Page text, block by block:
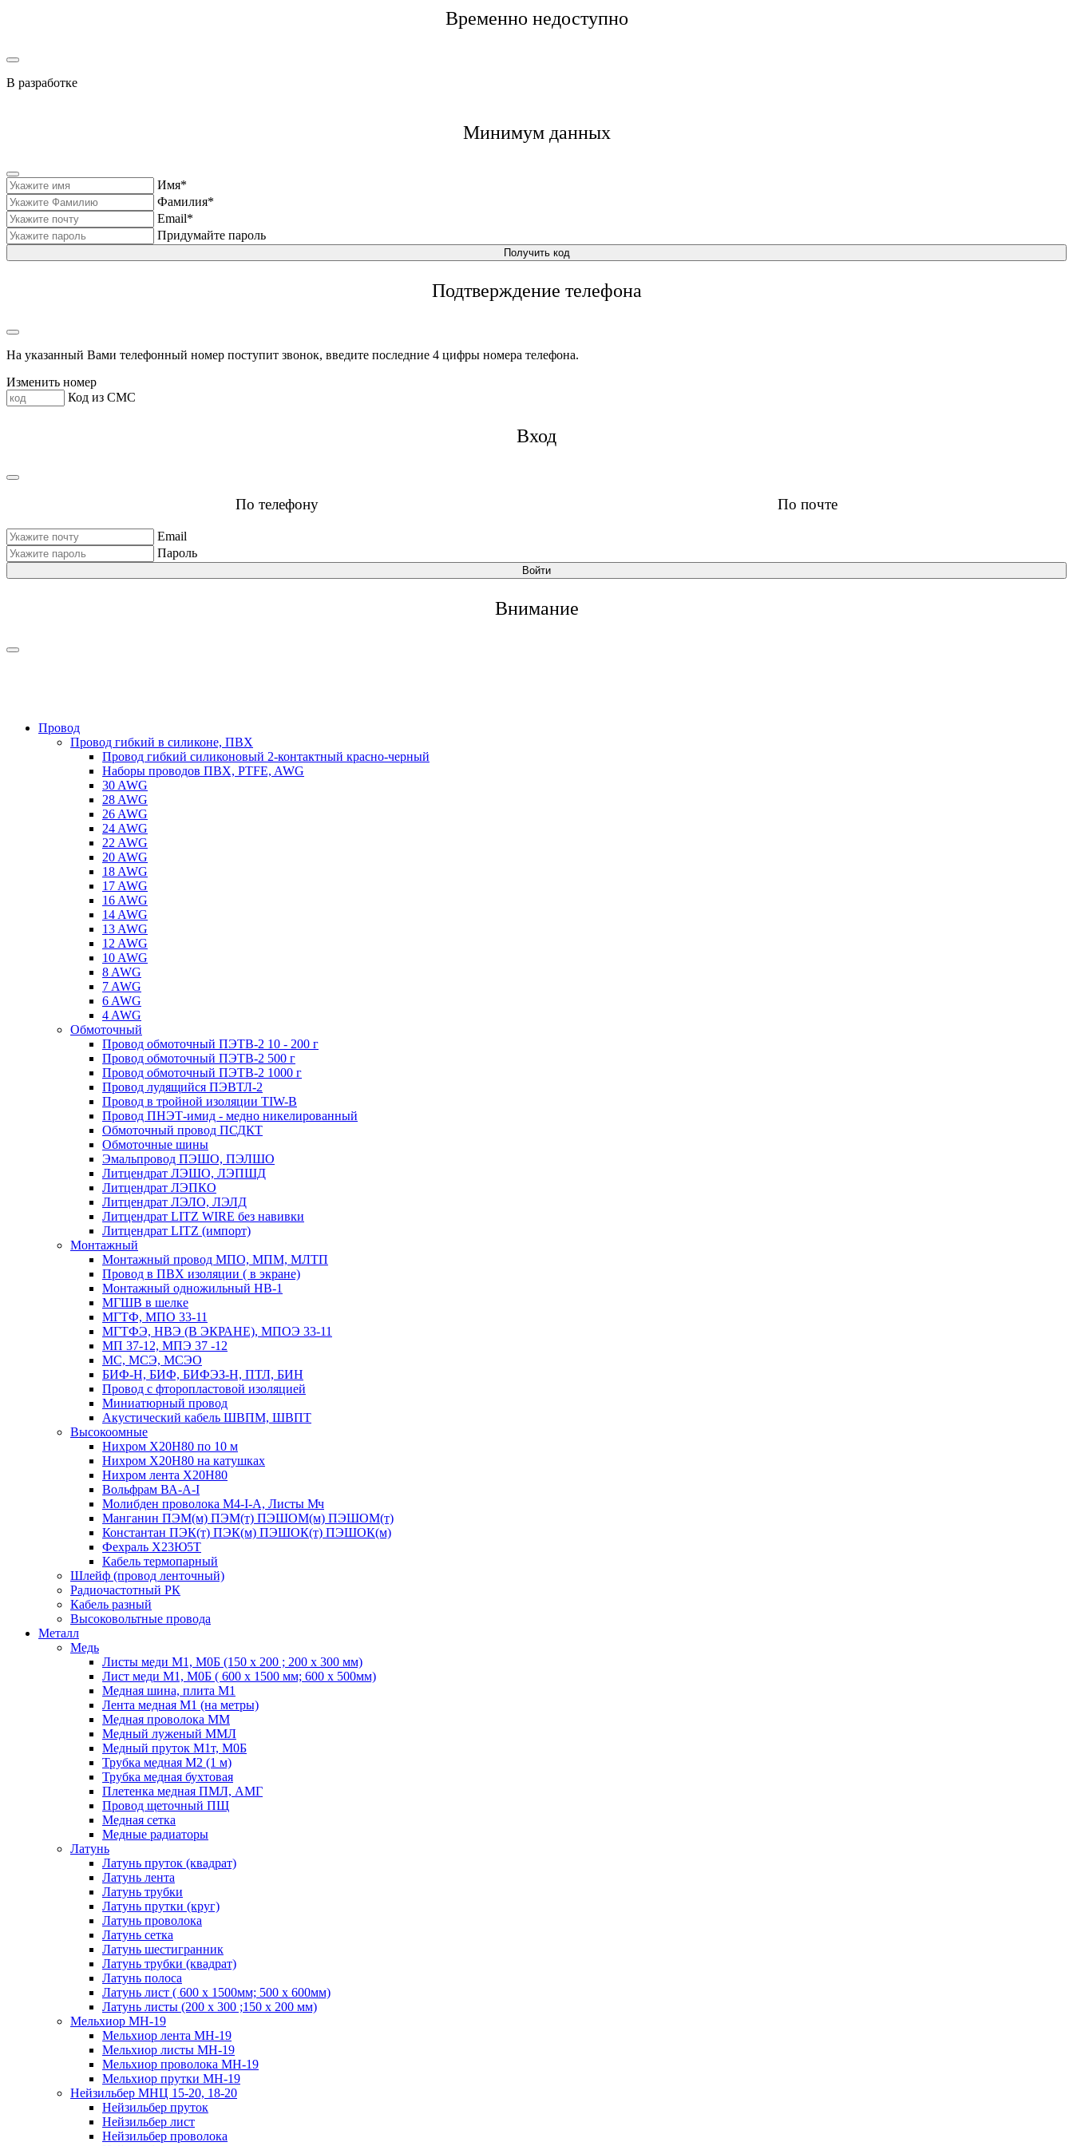
Временно недоступно
В разработке
Минимум данных
Имя*
Фамилия*
Email*
Придумайте пароль
Получить код
Подтверждение телефона
На указанный Вами телефонный номер поступит звонок, введите последние 4 цифры номера телефона.
Изменить номер
Код из СМС
Вход
По телефону По почте
Email
Пароль
Войти
Внимание
Провод
Провод гибкий в силиконе, ПВХ
Провод гибкий силиконовый 2-контактный красно-черный
Наборы проводов ПВХ, PTFE, AWG
30 AWG
28 AWG
26 AWG
24 AWG
22 AWG
20 AWG
18 AWG
17 AWG
16 AWG
14 AWG
13 AWG
12 AWG
10 AWG
8 AWG
7 AWG
6 AWG
4 AWG
Обмоточный
Провод обмоточный ПЭТВ-2 10 - 200 г
Провод обмоточный ПЭТВ-2 500 г
Провод обмоточный ПЭТВ-2 1000 г
Провод лудящийся ПЭВТЛ-2
Провод в тройной изоляции TIW-B
Провод ПНЭТ-имид - медно никелированный
Обмоточный провод ПСДКТ
Обмоточные шины
Эмальпровод ПЭШО, ПЭЛШО
Литцендрат ЛЭШО, ЛЭПШД
Литцендрат ЛЭПКО
Литцендрат ЛЭЛО, ЛЭЛД
Литцендрат LITZ WIRE без навивки
Литцендрат LITZ (импорт)
Монтажный
Монтажный провод МПО, МПМ, МЛТП
Провод в ПВХ изоляции ( в экране)
Монтажный одножильный HB-1
МГШВ в шелке
МГТФ, МПО 33-11
МГТФЭ, НВЭ (В ЭКРАНЕ), МПОЭ 33-11
МП 37-12, МПЭ 37 -12
МС, МСЭ, МСЭО
БИФ-Н, БИФ, БИФЭЗ-Н, ПТЛ, БИН
Провод с фторопластовой изоляцией
Миниатюрный провод
Акустический кабель ШВПМ, ШВПТ
Высокоомные
Нихром Х20Н80 по 10 м
Нихром Х20Н80 на катушках
Нихром лента Х20Н80
Вольфрам ВА-А-I
Молибден проволока М4-I-А, Листы Мч
Манганин ПЭМ(м) ПЭМ(т) ПЭШОМ(м) ПЭШОМ(т)
Константан ПЭК(т) ПЭК(м) ПЭШОК(т) ПЭШОК(м)
Фехраль Х23Ю5Т
Кабель термопарный
Шлейф (провод ленточный)
Радиочастотный РК
Кабель разный
Высоковольтные провода
Металл
Медь
Листы меди М1, М0Б (150 х 200 ; 200 х 300 мм)
Лист меди М1, М0Б ( 600 х 1500 мм; 600 х 500мм)
Медная шина, плита М1
Лента медная М1 (на метры)
Медная проволока ММ
Медный луженый ММЛ
Медный пруток М1т, М0Б
Трубка медная М2 (1 м)
Трубка медная бухтовая
Плетенка медная ПМЛ, АМГ
Провод щеточный ПЩ
Медная сетка
Медные радиаторы
Латунь
Латунь пруток (квадрат)
Латунь лента
Латунь трубки
Латунь прутки (круг)
Латунь проволока
Латунь сетка
Латунь шестигранник
Латунь трубки (квадрат)
Латунь полоса
Латунь лист ( 600 х 1500мм; 500 х 600мм)
Латунь листы (200 х 300 ;150 х 200 мм)
Мельхиор МН-19
Мельхиор лента МН-19
Мельхиор листы МН-19
Мельхиор проволока МН-19
Мельхиор прутки МН-19
Нейзильбер МНЦ 15-20, 18-20
Нейзильбер пруток
Нейзильбер лист
Нейзильбер проволока